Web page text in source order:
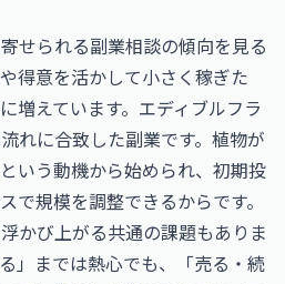
せられる副業相談の傾向を見る
得意を活かして小さく稼ぎた
増えています。エディブルフラ
れに合致した副業です。植物が
いう動機から始められ、初期投
で規模を調整できるからです。
かび上がる共通の課題もありま
」までは熱心でも、「売る・続